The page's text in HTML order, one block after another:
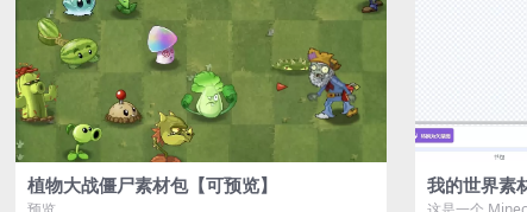
植物大战僵尸素材包【可预览】 我的世界素